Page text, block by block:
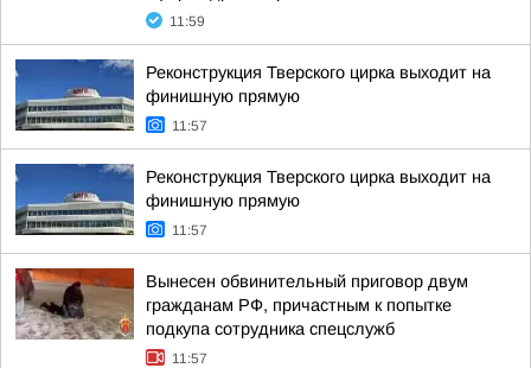
11:59
Реконструкция Тверского цирка выходит на
финишную прямую
11:57
Реконструкция Тверского цирка выходит на
финишную прямую
11:57
Вынесен обвинительный приговор двум
гражданам РФ, причастным к попытке
подкупа сотрудника спецслужб
11:57